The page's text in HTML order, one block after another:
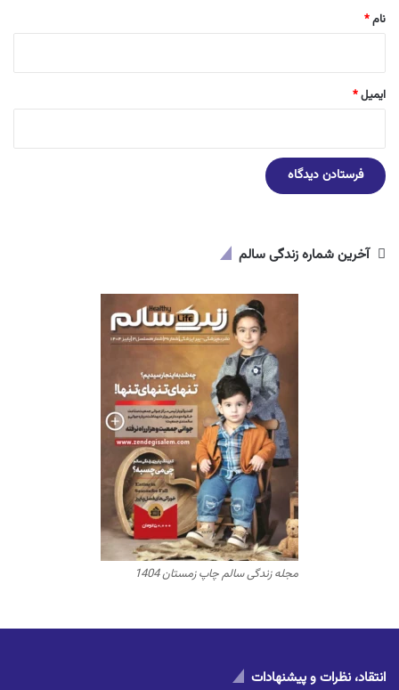
نام*
ایمیل*
آخرین شماره زندگی سالم
مجله زندگی سالم چاپ زمستان 1404
انتقاد، نظرات و پیشنهادات